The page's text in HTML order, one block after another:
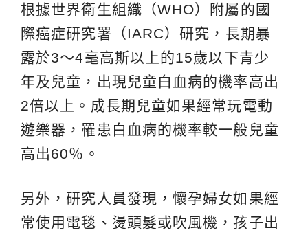
根據世界衛生組織（WHO）附屬的國
際癌症研究署（IARC）研究，長期暴
露於3～4毫高斯以上的15歲以下青少
年及兒童，出現兒童白血病的機率高出
2倍以上。成長期兒童如果經常玩電動
遊樂器，罹患白血病的機率較一般兒童
高出60％。
另外，研究人員發現，懷孕婦女如果經
常使用電毯、燙頭髮或吹風機，孩子出